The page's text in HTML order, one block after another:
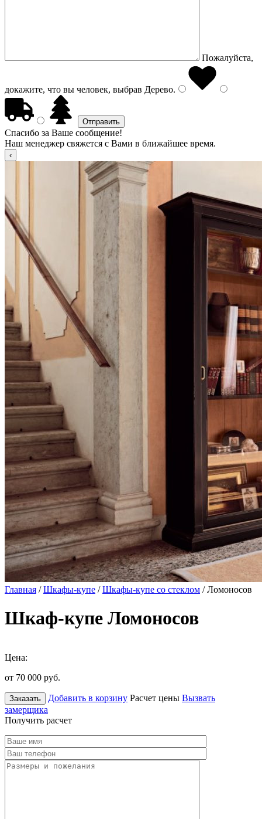
Пожалуйста,
докажите, что вы человек, выбрав Дерево.
Спасибо за Ваше сообщение!
Наш менеджер свяжется с Вами в ближайшее время.
Главная /Шкафы-купе /Шкафы-купе со стеклом / Ломоносов
Шкаф-купе Ломоносов
Цена:
от 70 000 руб.
Заказать Добавить в корзину Расчет цены Вызвать
замерщика
Получить расчет